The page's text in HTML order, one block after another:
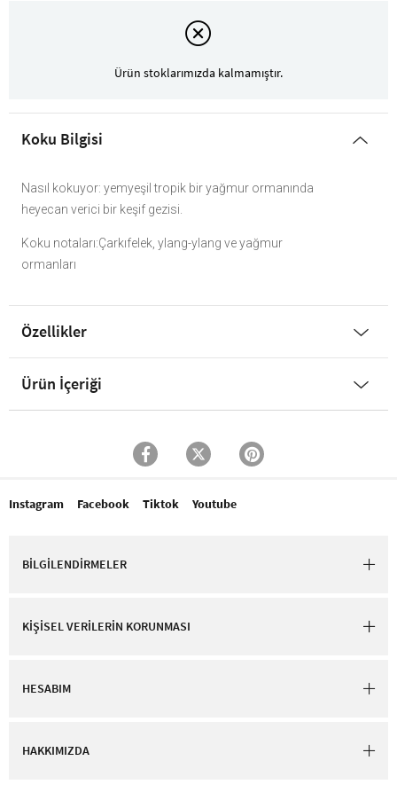
Ürün stoklarımızda kalmamıştır.
Koku Bilgisi
Nasıl kokuyor: yemyeşil tropik bir yağmur ormanında
heyecan verici bir keşif gezisi.
Koku notaları:Çarkıfelek, ylang-ylang ve yağmur
ormanları
Özellikler
Ürün İçeriği
Instagram Facebook Tiktok Youtube
BİLGİLENDİRMELER
KİŞİSEL VERİLERİN KORUNMASI
HESABIM
HAKKIMIZDA